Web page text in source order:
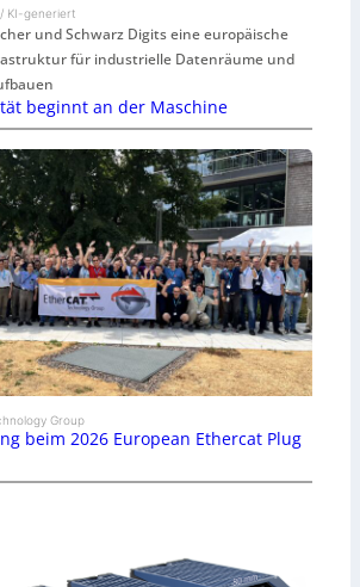
/ KI-generiert
und Schwarz Digits eine europäische
für industrielle Datenräume und
beginnt an der Maschine
Group
beim 2026 European Ethercat Plug